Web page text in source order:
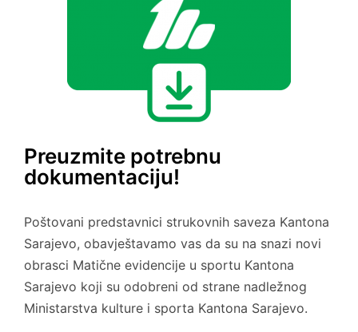
Preuzmite potrebnu
dokumentaciju!
Poštovani predstavnici strukovnih saveza Kantona
Sarajevo, obavještavamo vas da su na snazi novi
obrasci Matične evidencije u sportu Kantona
Sarajevo koji su odobreni od strane nadležnog
Ministarstva kulture i sporta Kantona Sarajevo.